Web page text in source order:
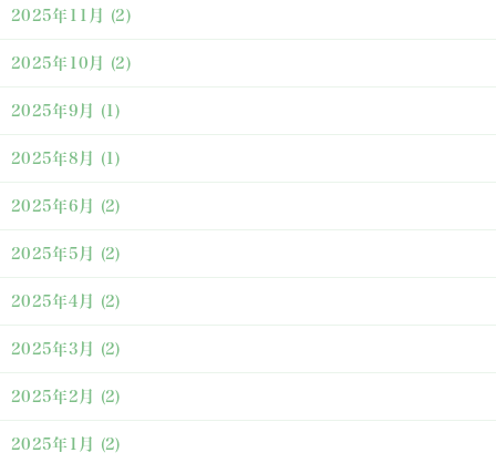
2025年11月 (2)
2025年10月 (2)
2025年9月 (1)
2025年8月 (1)
2025年6月 (2)
2025年5月 (2)
2025年4月 (2)
2025年3月 (2)
2025年2月 (2)
2025年1月 (2)